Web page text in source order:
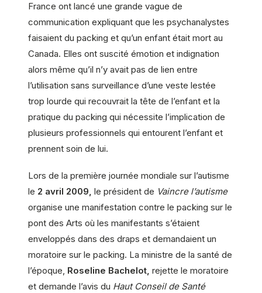
France ont lancé une grande vague de
communication expliquant que les psychanalystes
faisaient du packing et qu’un enfant était mort au
Canada. Elles ont suscité émotion et indignation
alors même qu’il n’y avait pas de lien entre
l’utilisation sans surveillance d’une veste lestée
trop lourde qui recouvrait la tête de l’enfant et la
pratique du packing qui nécessite l’implication de
plusieurs professionnels qui entourent l’enfant et
prennent soin de lui.
Lors de la première journée mondiale sur l’autisme
le 2 avril 2009, le président de Vaincre l’autisme
organise une manifestation contre le packing sur le
pont des Arts où les manifestants s’étaient
enveloppés dans des draps et demandaient un
moratoire sur le packing. La ministre de la santé de
l’époque, Roseline Bachelot, rejette le moratoire
et demande l’avis du Haut Conseil de Santé